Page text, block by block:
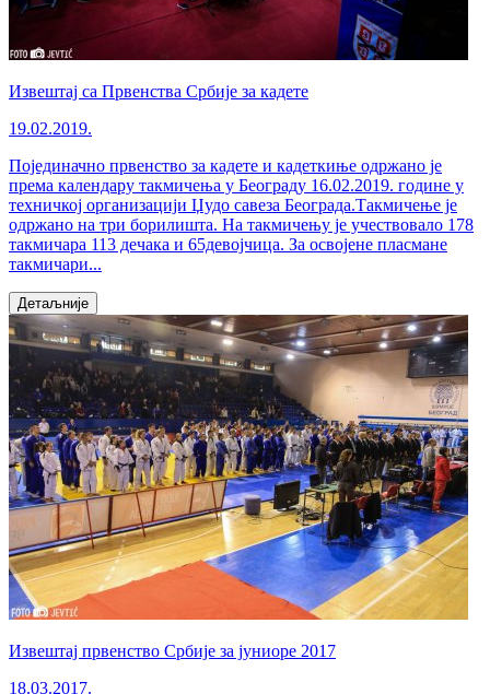
Извештај са Првенства Србије за кадете
19.02.2019.
Појединачно првенство за кадете и кадеткиње одржано је
према календару такмичења у Београду 16.02.2019. године у
техничкој организацији Џудо савеза Београда.Такмичење је
одржано на три борилишта. На такмичењу је учествовало 178
такмичара 113 дечака и 65девојчица. За освојене пласмане
такмичари...
Детаљније
Извештај првенство Србије за јуниоре 2017
18.03.2017.